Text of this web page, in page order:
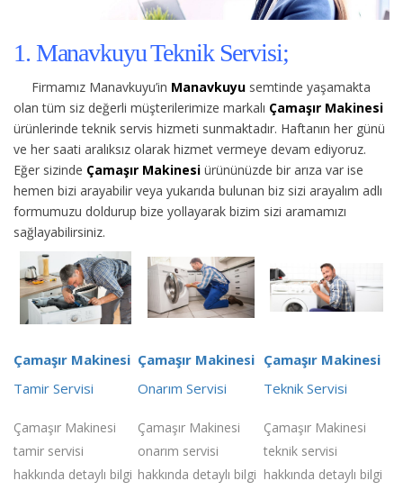
1. Manavkuyu Teknik Servisi;
Firmamız Manavkuyu’in Manavkuyu semtinde yaşamakta
olan tüm siz değerli müşterilerimize markalı Çamaşır Makinesi
ürünlerinde teknik servis hizmeti sunmaktadır. Haftanın her günü
ve her saati aralıksız olarak hizmet vermeye devam ediyoruz.
Eğer sizinde Çamaşır Makinesi ürününüzde bir arıza var ise
hemen bizi arayabilir veya yukarıda bulunan biz sizi arayalım adlı
formumuzu doldurup bize yollayarak bizim sizi aramamızı
sağlayabilirsiniz.
Çamaşır Makinesi
Tamir Servisi
Çamaşır Makinesi
tamir servisi
hakkında detaylı bilgi
Çamaşır Makinesi
Onarım Servisi
Çamaşır Makinesi
onarım servisi
hakkında detaylı bilgi
Çamaşır Makinesi
Teknik Servisi
Çamaşır Makinesi
teknik servisi
hakkında detaylı bilgi